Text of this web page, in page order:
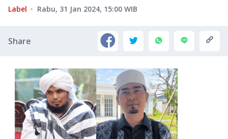
Label Rabu, 31 Jan 2024, 15:00 WIB
Share